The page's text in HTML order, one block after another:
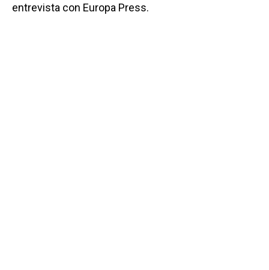
entrevista con Europa Press.